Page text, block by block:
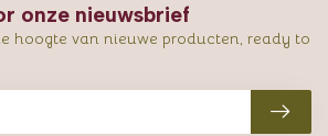
onze nieuwsbrief
hoogte van nieuwe producten, ready to